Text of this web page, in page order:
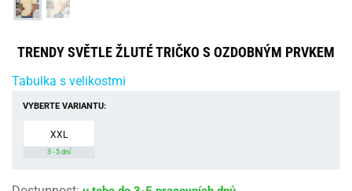
TRENDY SVĚTLE ŽLUTÉ TRIČKO S OZDOBNÝM PRVKEM
Tabulka s velikostmi
VYBERTE VARIANTU:
XXL
3 - 5 dní